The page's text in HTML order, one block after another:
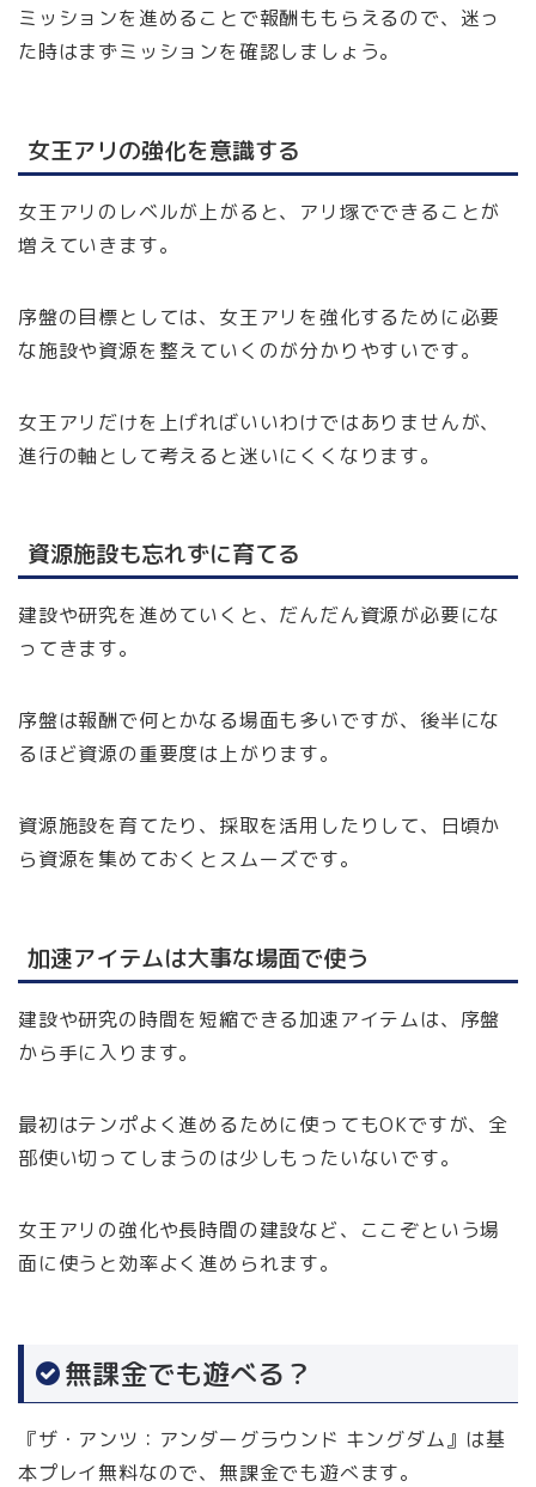
ミッションを進めることで報酬ももらえるので、迷っ
た時はまずミッションを確認しましょう。
女王アリの強化を意識する
女王アリのレベルが上がると、アリ塚でできることが
増えていきます。
序盤の目標としては、女王アリを強化するために必要
な施設や資源を整えていくのが分かりやすいです。
女王アリだけを上げればいいわけではありませんが、
進行の軸として考えると迷いにくくなります。
資源施設も忘れずに育てる
建設や研究を進めていくと、だんだん資源が必要にな
ってきます。
序盤は報酬で何とかなる場面も多いですが、後半にな
るほど資源の重要度は上がります。
資源施設を育てたり、採取を活用したりして、日頃か
ら資源を集めておくとスムーズです。
加速アイテムは大事な場面で使う
建設や研究の時間を短縮できる加速アイテムは、序盤
から手に入ります。
最初はテンポよく進めるために使ってもOKですが、全
部使い切ってしまうのは少しもったいないです。
女王アリの強化や長時間の建設など、ここぞという場
面に使うと効率よく進められます。
無課金でも遊べる？
『ザ・アンツ：アンダーグラウンド キングダム』は基
本プレイ無料なので、無課金でも遊べます。